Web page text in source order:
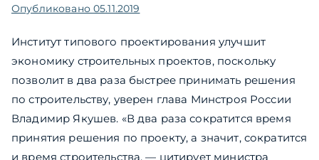
Опубликовано 05.11.2019
Институт типового проектирования улучшит
экономику строительных проектов, поскольку
позволит в два раза быстрее принимать решения
по строительству, уверен глава Минстроя России
Владимир Якушев. «В два раза сократится время
принятия решения по проекту, а значит, сократится
и время строительства, — цитирует министра